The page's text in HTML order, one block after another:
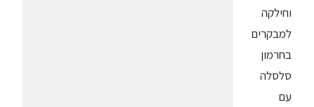
וחילקה
למבקרים
בחרמון
סלסלה
עם